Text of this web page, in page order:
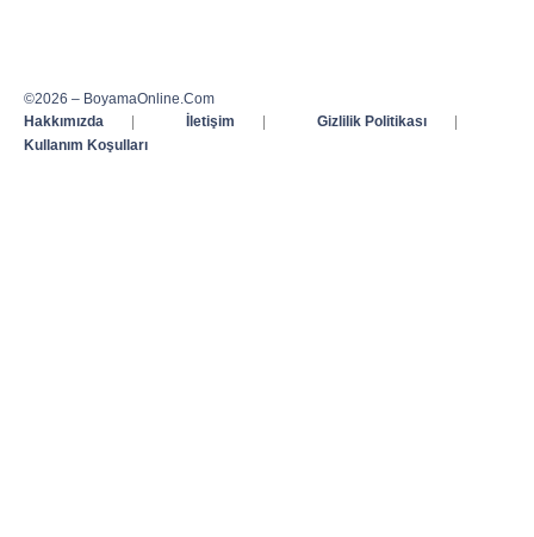
©2026 – BoyamaOnline.Com
Hakkımızda
| İletişim | Gizlilik Politikası
|
Kullanım Koşulları